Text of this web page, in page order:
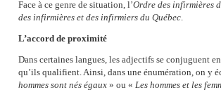
Face à ce genre de situation, l’Ordre des infirmières
des infirmières et des infirmiers du Québec.
L’accord de proximité
Dans certaines langues, les adjectifs se conjuguent
qu’ils qualifient. Ainsi, dans une énumération, on y
hommes sont nés égaux » ou « Les hommes et les